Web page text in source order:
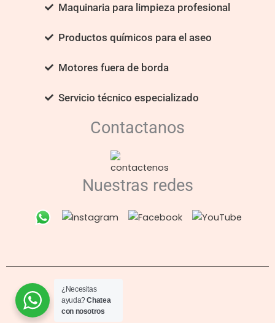
Maquinaria para limpieza profesional
Productos químicos para el aseo
Motores fuera de borda
Servicio técnico especializado
Nuestras redes
Contactanos
¿Necesitas
ayuda?Chatea
con nosotros